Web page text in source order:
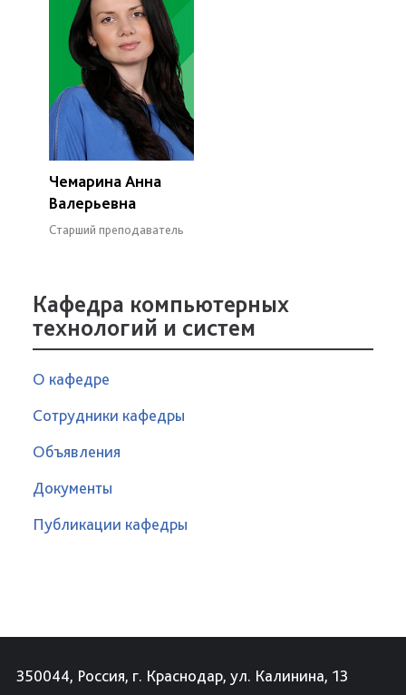
Чемарина Анна
Валерьевна
Старший преподаватель
Кафедра компьютерных
технологий и систем
О кафедре
Сотрудники кафедры
Объявления
Документы
Публикации кафедры
350044, Россия, г. Краснодар, ул. Калинина, 13